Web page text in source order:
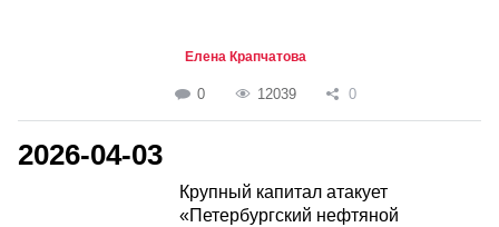
Елена Крапчатова
0 12039 0
2026-04-03
Крупный капитал атакует
«Петербургский нефтяной